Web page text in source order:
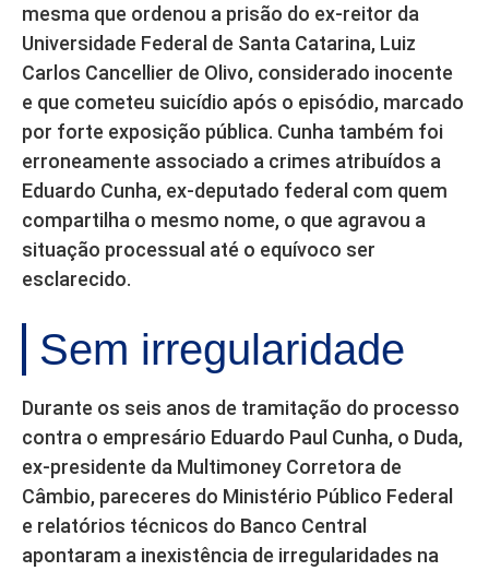
mesma que ordenou a prisão do ex-reitor da
Universidade Federal de Santa Catarina, Luiz
Carlos Cancellier de Olivo, considerado inocente
e que cometeu suicídio após o episódio, marcado
por forte exposição pública. Cunha também foi
erroneamente associado a crimes atribuídos a
Eduardo Cunha, ex-deputado federal com quem
compartilha o mesmo nome, o que agravou a
situação processual até o equívoco ser
esclarecido.
Sem irregularidade
Durante os seis anos de tramitação do processo
contra o empresário Eduardo Paul Cunha, o Duda,
ex-presidente da Multimoney Corretora de
Câmbio, pareceres do Ministério Público Federal
e relatórios técnicos do Banco Central
apontaram a inexistência de irregularidades na